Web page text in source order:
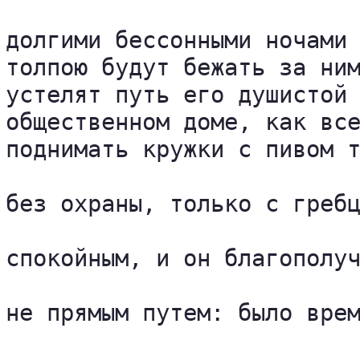
долгими бессонными
толпою будут бежать за
устелят путь его
общественном доме, как
поднимать кружки с пивом
без охраны, только с
спокойным, и он
не прямым путем: было